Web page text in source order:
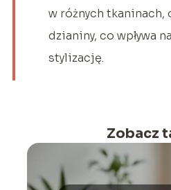
w różnych
dzianiny, co wpływa
stylizację.
Zobacz